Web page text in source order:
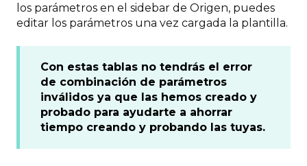
los parámetros en el sidebar de Origen, puedes
editar los parámetros una vez cargada la plantilla.
Con estas tablas no tendrás el error
de combinación de parámetros
inválidos ya que las hemos creado y
probado para ayudarte a ahorrar
tiempo creando y probando las tuyas.